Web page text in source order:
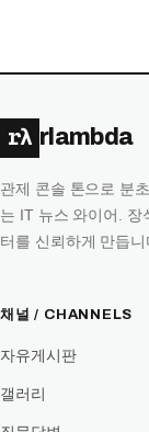
rλ rlambda
관제 콘솔 톤으로 분
는 IT 뉴스 와이어. 장
터를 신뢰하게 만듭니
채널 / CHANNELS
자유게시판
갤러리